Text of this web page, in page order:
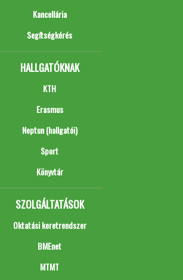
Kancellária
Segítségkérés
HALLGATÓKNAK
KTH
Erasmus
Neptun (hallgatói)
Sport
Könyvtár
SZOLGÁLTATÁSOK
Oktatási keretrendszer
BMEnet
MTMT